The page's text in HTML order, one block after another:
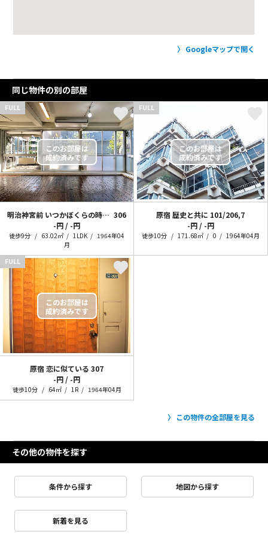
Googleマップで開く
同じ物件の別の部屋
FULL
明治神宮前 いつかぼくらの時間が終わる日まで 306
-円 / -円
徒歩9分 63.02㎡ 1LDK
1964年04
月
FULL
原宿 歴史と共に 101/206,7
-円 / -円
徒歩10分 171.68㎡ 0 1964年04月
FULL
原宿 恋に似ている 307
-円 / -円
徒歩10分 64㎡ 1R 1964年04月
この物件の全部屋を見る
その他の物件を探す
条件から探す 地図から探す
新着を見る